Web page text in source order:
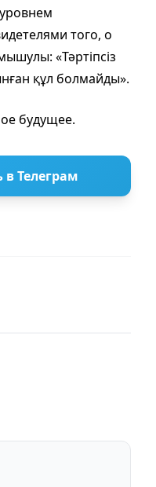
того, о
«Тәртіпсіз
құл болмайды».
будущее.
Телеграм